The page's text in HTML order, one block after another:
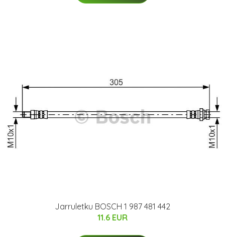
Jarruletku BOSCH 1 987 481 442
11.6 EUR